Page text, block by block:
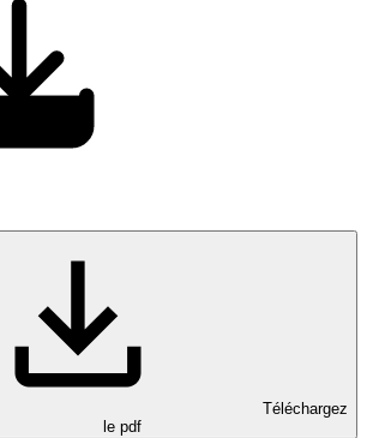
Téléchargez
le pdf